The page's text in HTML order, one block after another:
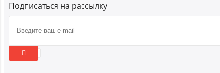
Подписаться на рассылку